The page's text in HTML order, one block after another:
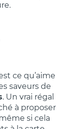
ce qu’aime
saveurs de
. Un vrai régal
à proposer
si cela